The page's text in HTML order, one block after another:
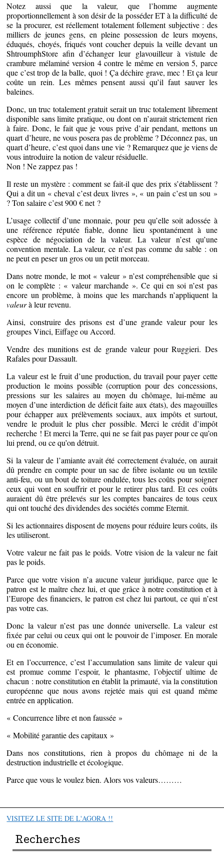
Notez aussi que la valeur, que l’homme augmente
proportionnellement à son désir de la posséder ET à la difficulté de
se la procurer, est réellement totalement follement subjective : des
milliers de jeunes gens, en pleine possession de leurs moyens,
éduqués, choyés, friqués vont coucher depuis la veille devant un
ShtroumphStore afin d’échanger leur glavouilleur à vistule de
crambure mélaminé version 4 contre le même en version 5, parce
que c’est trop de la balle, quoi ! Ça déchire grave, mec ! Et ça leur
coûte un rein. Les mêmes pensent aussi qu’il faut sauver les
baleines.
Donc, un truc totalement gratuit serait un truc totalement librement
disponible sans limite pratique, ou dont on n’aurait strictement rien
à faire. Donc, le fait que je vous prive d’air pendant, mettons un
quart d’heure, ne vous posera pas de problème ? Déconnez pas, un
quart d’heure, c’est quoi dans une vie ? Remarquez que je viens de
vous introduire la notion de valeur résiduelle.
Non ! Ne zappez pas !
Il reste un mystère : comment se fait-il que des prix s’établissent ?
Qui a dit un « cheval c’est deux livres », « un pain c’est un sou »
? Ton salaire c’est 900 € net ?
L’usage collectif d’une monnaie, pour peu qu’elle soit adossée à
une référence réputée fiable, donne lieu spontanément à une
espèce de négociation de la valeur. La valeur n’est qu’une
convention mentale. La valeur, ce n’est pas comme du sable : on
ne peut en peser un gros ou un petit morceau.
Dans notre monde, le mot « valeur » n’est compréhensible que si
on le complète : « valeur marchande ». Ce qui en soi n’est pas
encore un problème, à moins que les marchands n’appliquent la
valeurà leur revenu.
Ainsi, construire des prisons est d’une grande valeur pour les
groupes Vinci, Eiffage ou Accord.
Vendre des munitions est de grande valeur pour Ruggieri. Des
Rafales pour Dassault.
La valeur est le fruit d’une production, du travail pour payer cette
production le moins possible (corruption pour des concessions,
pressions sur les salaires au moyen du chômage, lui-même au
moyen d’une interdiction de déficit faite aux états), des magouilles
pour échapper aux prélèvements sociaux, aux impôts et surtout,
vendre le produit le plus cher possible. Merci le crédit d’impôt
recherche ! Et merci la Terre, qui ne se fait pas payer pour ce qu’on
lui prend, ou ce qu’on détruit.
Si la valeur de l’amiante avait été correctement évaluée, on aurait
dû prendre en compte pour un sac de fibre isolante ou un textile
anti-feu, ou un bout de toiture ondulée, tous les coûts pour soigner
ceux qui vont en souffrir et pour le retirer plus tard. Et ces coûts
auraient dû être prélevés sur les comptes bancaires de tous ceux
qui ont touché des dividendes des sociétés comme Eternit.
Si les actionnaires disposent de moyens pour réduire leurs coûts, ils
les utiliseront.
Votre valeur ne fait pas le poids. Votre vision de la valeur ne fait
pas le poids.
Parce que votre vision n’a aucune valeur juridique, parce que le
patron est le maître chez lui, et que grâce à notre constitution et à
l’Europe des financiers, le patron est chez lui partout, ce qui n’est
pas votre cas.
Donc la valeur n’est pas une donnée universelle. La valeur est
fixée par celui ou ceux qui ont le pouvoir de l’imposer. En morale
ou en économie.
Et en l’occurrence, c’est l’accumulation sans limite de valeur qui
est promue comme l’espoir, le phantasme, l’objectif ultime de
chacun : notre constitution en établit la primauté, via la constitution
européenne que nous avons rejetée mais qui est quand même
entrée en application.
« Concurrence libre et non faussée »
« Mobilité garantie des capitaux »
Dans nos constitutions, rien à propos du chômage ni de la
destruction industrielle et écologique.
Parce que vous le voulez bien. Alors vos valeurs………
VISITEZ LE SITE DE L'AGORA !!
Recherches